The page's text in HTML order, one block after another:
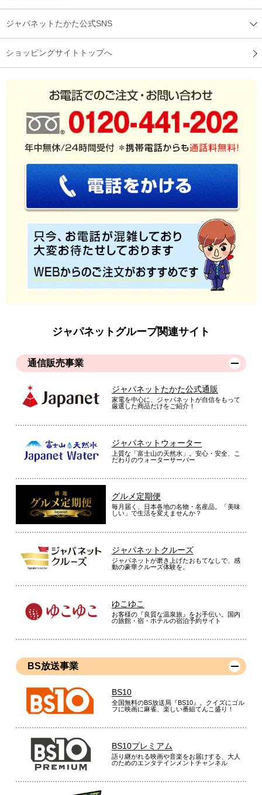
ジャパネットたかた公式SNS
ショッピングサイトトップへ
ジャパネットグループ関連サイト
通信販売事業
ジャパネットたかた公式通販
家電を中心に、ジャパネットが自信をもって
厳選した商品だけをご紹介！
ジャパネットウォーター
上質な「富士山の天然水」。安心・安全、こ
だわりのウォーターサーバー
グルメ定期便
毎月届く、日本各地の名物・名産品。「美味
しい」で生活を変えませんか？
ジャパネットクルーズ
ジャパネットが磨き上げたおもてなしで、感
動の豪華クルーズ体験を。
ゆこゆこ
お客様の『良質な温泉旅』をお手伝い。国内
の旅館・宿・ホテルの宿泊予約サイト
BS放送事業
BS10
全国無料のBS放送局『BS10』。クイズにゴル
フに映画に麻雀、楽しい番組てんこ盛り！
BS10プレミアム
語り継がれる映画や音楽をお届けする、大人
のためのエンタテインメントチャンネル